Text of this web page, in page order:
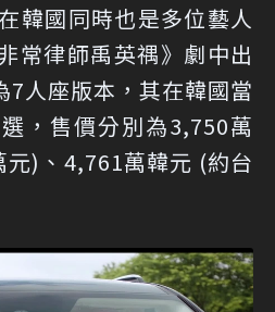
韓國同時也是多位藝人
常律師禹英禑》劇中出
人座版本，其在韓國當
，售價分別為3,750萬
)、4,761萬韓元 (約台